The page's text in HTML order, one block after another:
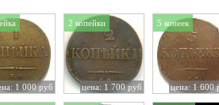
1 000 руб
2 копейки
цена: 1 700 руб
5 копеек
цена: 1 600